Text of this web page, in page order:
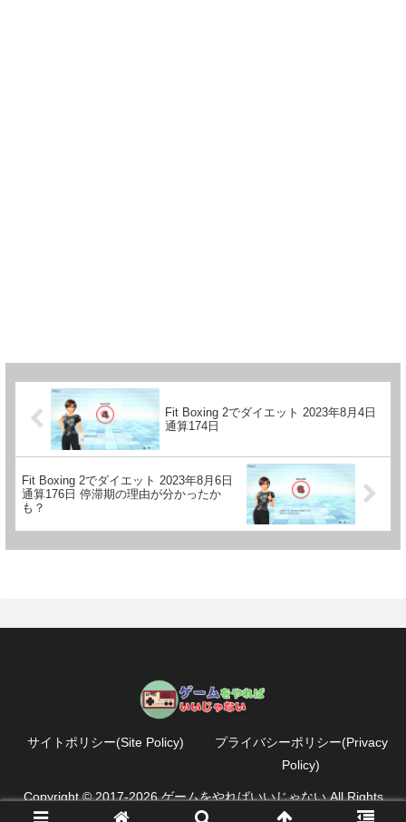
Fit Boxing 2でダイエット 2023年8月4日
通算174日
Fit Boxing 2でダイエット 2023年8月6日
通算176日 停滞期の理由が分かったか
も？
サイトポリシー(Site Policy)
プライバシーポリシー(Privacy
Policy)
Copyright © 2017-2026 ゲームをやればいいじゃない All Rights